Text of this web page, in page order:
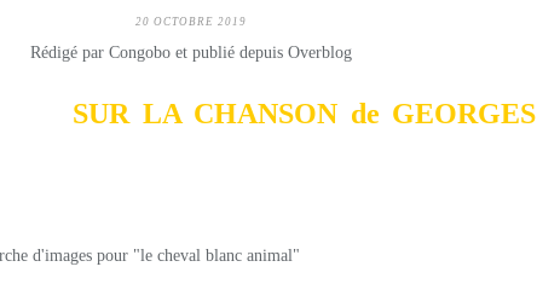
20 OCTOBRE 2019
Rédigé par Congobo et publié depuis Overblog
SUR LA CHANSON de GEORGES